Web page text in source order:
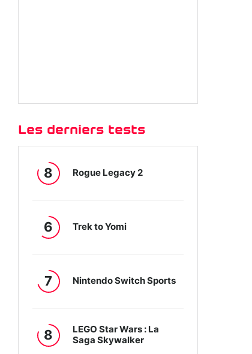
Les derniers tests
8 Rogue Legacy 2
6 Trek to Yomi
7 Nintendo Switch Sports
8
LEGO Star Wars : La
Saga Skywalker